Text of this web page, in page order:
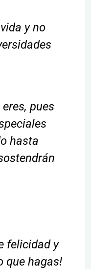
y no
pues
hasta
felicidad y
que hagas!